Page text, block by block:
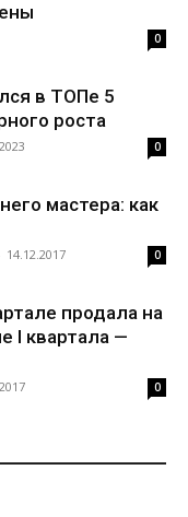
0
в ТОПе 5
роста
0
мастера: как
14.12.2017 0
продала на
I квартала —
0